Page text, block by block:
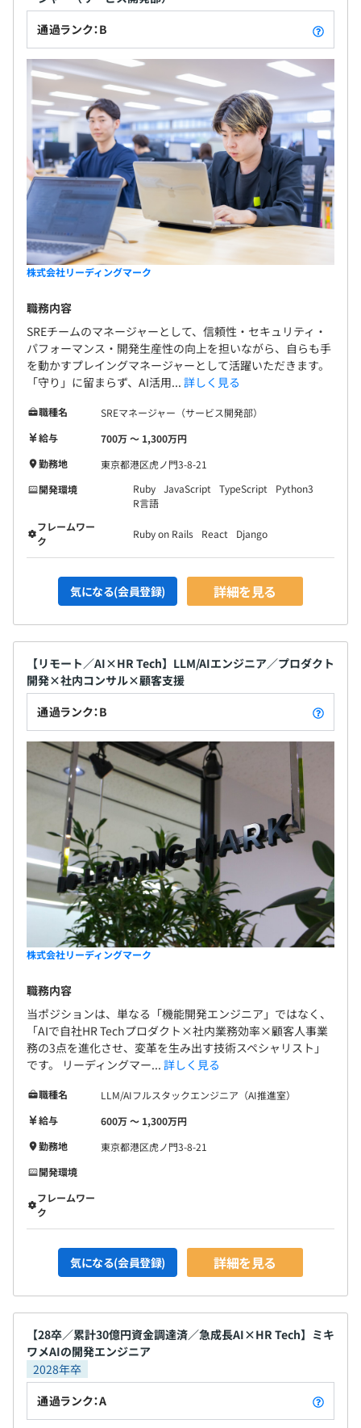
通過ランク：B
株式会社リーディングマーク
職務内容
SREチームのマネージャーとして、信頼性・セキュリティ・
パフォーマンス・開発生産性の向上を担いながら、自らも手
を動かすプレイングマネージャーとして活躍いただきます。
「守り」に留まらず、AI活用... 詳しく見る
職種名
SREマネージャー（サービス開発部）
給与
700万 〜 1,300万円
勤務地
東京都港区虎ノ門3-8-21
開発環境
Ruby JavaScript TypeScript
Python3
R言語
フレームワー
ク
Ruby on Rails React Django
気になる(会員登録) 詳細を見る
【リモート／AI×HR Tech】LLM/AIエンジニア／プロダクト
開発×社内コンサル×顧客支援
通過ランク：B
株式会社リーディングマーク
職務内容
当ポジションは、単なる「機能開発エンジニア」ではなく、
「AIで自社HR Techプロダクト×社内業務効率×顧客人事業
務の3点を進化させ、変革を生み出す技術スペシャリスト」
です。 リーディングマー... 詳しく見る
職種名
LLM/AIフルスタックエンジニア（AI推進室）
給与
600万 〜 1,300万円
勤務地
東京都港区虎ノ門3-8-21
開発環境
フレームワー
ク
気になる(会員登録) 詳細を見る
【28卒／累計30億円資金調達済／急成長AI×HR Tech】ミキ
ワメAIの開発エンジニア
2028年卒
通過ランク：A